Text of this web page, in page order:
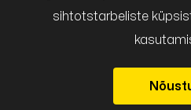
sihtotstarbeliste